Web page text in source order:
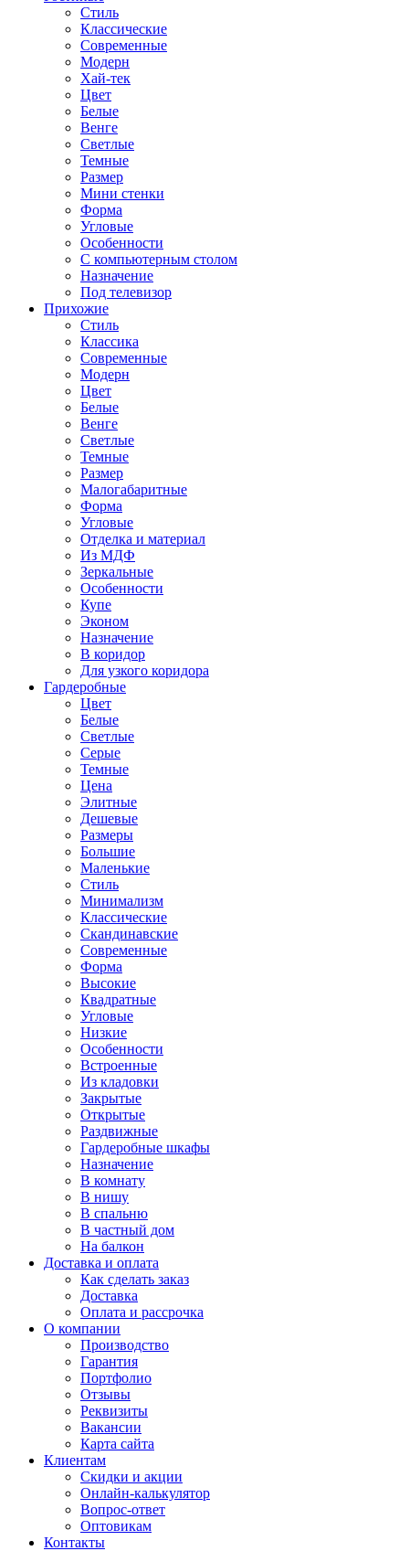
Стиль
Классические
Современные
Модерн
Хай-тек
Цвет
Белые
Венге
Светлые
Темные
Размер
Мини стенки
Форма
Угловые
Особенности
С компьютерным столом
Назначение
Под телевизор
Прихожие
Стиль
Классика
Современные
Модерн
Цвет
Белые
Венге
Светлые
Темные
Размер
Малогабаритные
Форма
Угловые
Отделка и материал
Из МДФ
Зеркальные
Особенности
Купе
Эконом
Назначение
В коридор
Для узкого коридора
Гардеробные
Цвет
Белые
Светлые
Серые
Темные
Цена
Элитные
Дешевые
Размеры
Большие
Маленькие
Стиль
Минимализм
Классические
Скандинавские
Современные
Форма
Высокие
Квадратные
Угловые
Низкие
Особенности
Встроенные
Из кладовки
Закрытые
Открытые
Раздвижные
Гардеробные шкафы
Назначение
В комнату
В нишу
В спальню
В частный дом
На балкон
Доставка и оплата
Как сделать заказ
Доставка
Оплата и рассрочка
О компании
Производство
Гарантия
Портфолио
Отзывы
Реквизиты
Вакансии
Карта сайта
Клиентам
Скидки и акции
Онлайн-калькулятор
Вопрос-ответ
Оптовикам
Контакты